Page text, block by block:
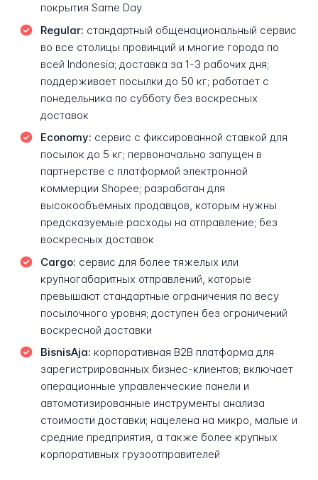
покрытия Same Day
Regular: стандартный общенациональный сервис
во все столицы провинций и многие города по
всей Indonesia; доставка за 1-3 рабочих дня;
поддерживает посылки до 50 кг; работает с
понедельника по субботу без воскресных
доставок
Economy: сервис с фиксированной ставкой для
посылок до 5 кг; первоначально запущен в
партнерстве с платформой электронной
коммерции Shopee; разработан для
высокообъемных продавцов, которым нужны
предсказуемые расходы на отправление; без
воскресных доставок
Cargo: сервис для более тяжелых или
крупногабаритных отправлений, которые
превышают стандартные ограничения по весу
посылочного уровня; доступен без ограничений
воскресной доставки
BisnisAja: корпоративная B2B платформа для
зарегистрированных бизнес-клиентов; включает
операционные управленческие панели и
автоматизированные инструменты анализа
стоимости доставки; нацелена на микро, малые и
средние предприятия, а также более крупных
корпоративных грузоотправителей